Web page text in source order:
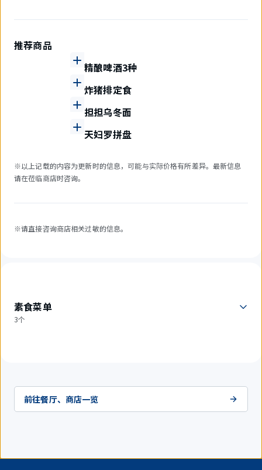
推荐商品
精酿啤酒3种
炸猪排定食
担担乌冬面
天妇罗拼盘
※以上记载的内容为更新时的信息，可能与实际价格有所差异。最新信息
请在莅临商店时咨询。
※请直接咨询商店相关过敏的信息。
素食菜单
3个
前往餐厅、商店一览